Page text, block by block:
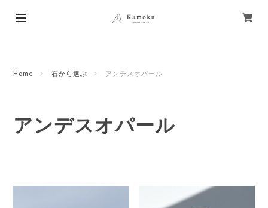
Home 石から選ぶ アンデスオパール
アンデスオパール